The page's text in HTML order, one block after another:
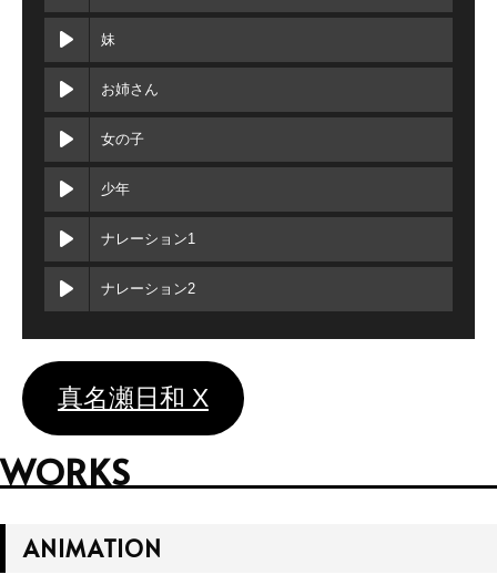
妹
お姉さん
女の子
少年
ナレーション1
ナレーション2
真名瀬日和 X
WORKS
ANIMATION